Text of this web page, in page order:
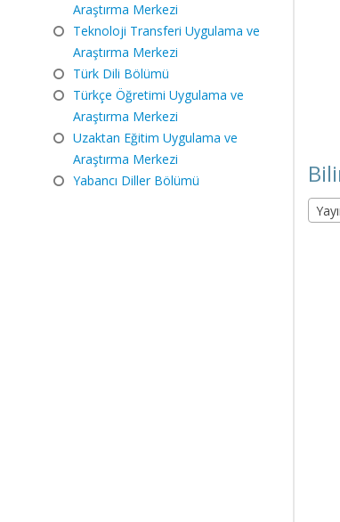
Araştırma Merkezi
Teknoloji Transferi Uygulama ve
Araştırma Merkezi
Türk Dili Bölümü
Türkçe Öğretimi Uygulama ve
Araştırma Merkezi
Uzaktan Eğitim Uygulama ve
Araştırma Merkezi
Yabancı Diller Bölümü